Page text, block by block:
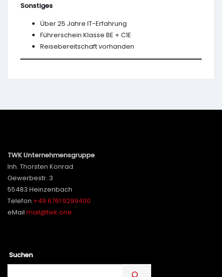
Sonstiges
Über 25 Jahre IT-Erfahrung
Führerschein Klasse BE + C1E
Reisebereitschaft vorhanden
TWK Unternehmensgruppe
Inh. Thorsten Konrad
Gewerbestr. 3
55483 Heinzenbach
Telefon +49 6761 9299400
eMail mail@twk.one
Suchen